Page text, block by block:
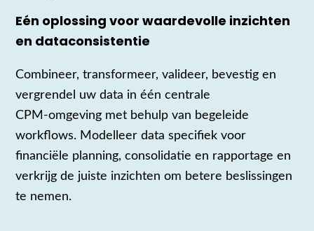
Eén oplossing voor waardevolle inzichten
en dataconsistentie
Combineer, transformeer, valideer, bevestig en
vergrendel uw data in één centrale
CPM‑omgeving met behulp van begeleide
workflows. Modelleer data specifiek voor
financiële planning, consolidatie en rapportage en
verkrijg de juiste inzichten om betere beslissingen
te nemen.